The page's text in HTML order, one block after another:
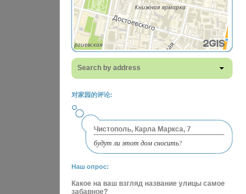
Search by address
对家园的评论:
Чистополь, Карла Маркса, 7
будут ли этот дом сносить?
Наш опрос:
Какое на ваш взгляд название улицы самое
забавное?